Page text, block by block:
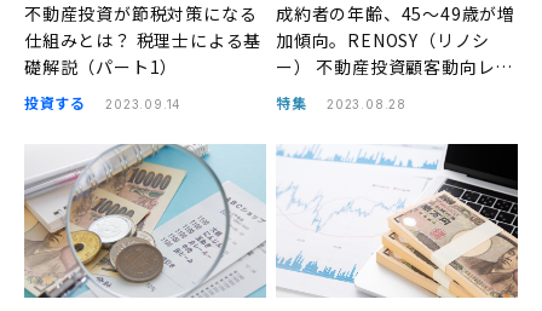
不動産投資が節税対策になる
仕組みとは？ 税理士による基
礎解説（パート1）
投資する 2023.09.14
成約者の年齢、45〜49歳が増
加傾向。RENOSY（リノシ
ー） 不動産投資顧客動向レポ
ート 2023年4〜6月
特集 2023.08.28